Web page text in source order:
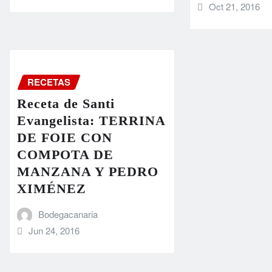
Oct 21, 2016
RECETAS
Receta de Santi
Evangelista: TERRINA
DE FOIE CON
COMPOTA DE
MANZANA Y PEDRO
XIMÉNEZ
Bodegacanaria
Jun 24, 2016